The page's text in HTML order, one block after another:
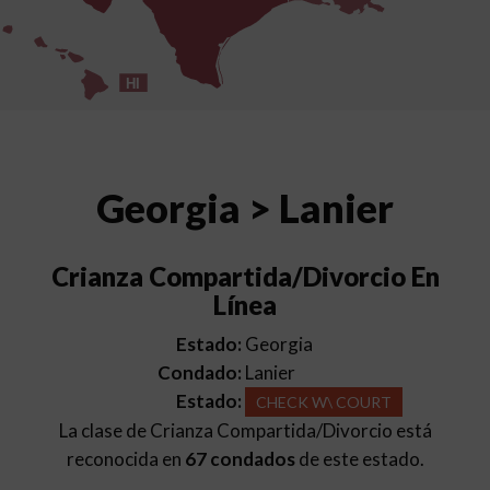
HI
Georgia > Lanier
Crianza Compartida/Divorcio En
Línea
Estado: Georgia
Condado: Lanier
Estado:
CHECK W\ COURT
La clase de Crianza Compartida/Divorcio está
reconocida en 67 condadosde este estado.